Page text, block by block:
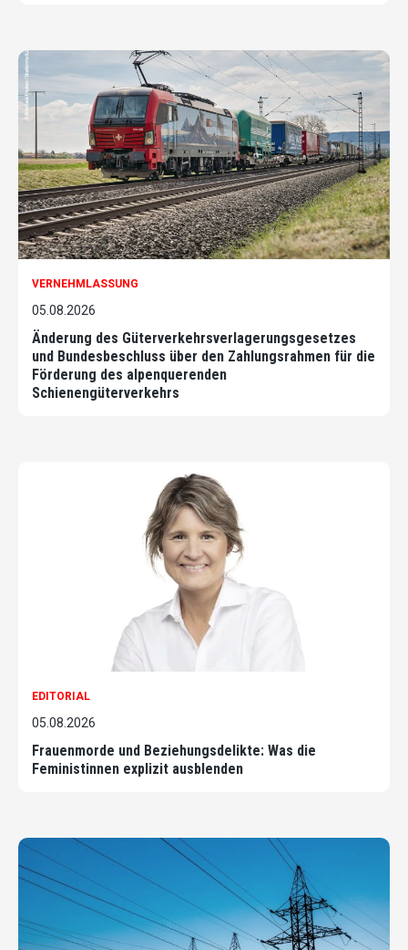
VERNEHMLASSUNG
05.08.2026
Änderung des Güterverkehrsverlagerungsgesetzes
und Bundesbeschluss über den Zahlungsrahmen für die
Förderung des alpenquerenden
Schienengüterverkehrs
EDITORIAL
05.08.2026
Frauenmorde und Beziehungsdelikte: Was die
Feministinnen explizit ausblenden